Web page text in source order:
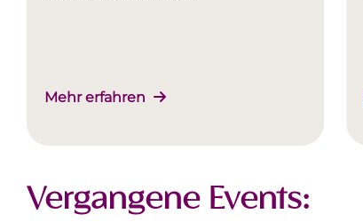
Mehr erfahren
Vergangene Events: